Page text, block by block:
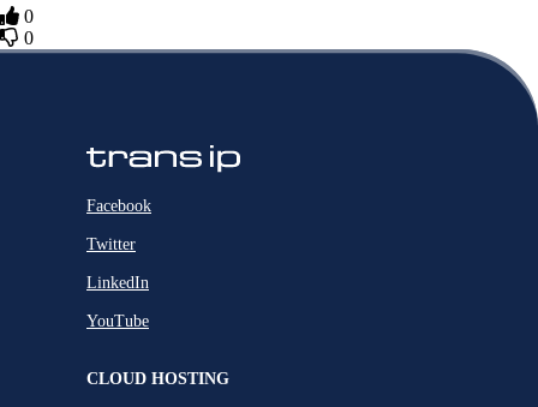
0
0
Facebook
Twitter
LinkedIn
YouTube
CLOUD HOSTING